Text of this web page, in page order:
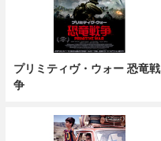
プリミティヴ・ウォー 恐竜戦
争